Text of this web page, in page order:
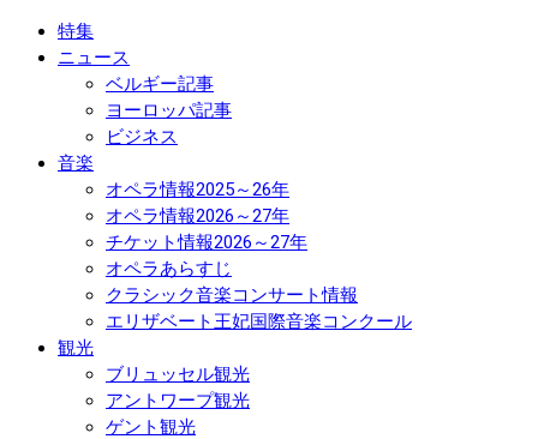
特集
ニュース
ベルギー記事
ヨーロッパ記事
ビジネス
音楽
オペラ情報2025～26年
オペラ情報2026～27年
チケット情報2026～27年
オペラあらすじ
クラシック音楽コンサート情報
エリザベート王妃国際音楽コンクール
観光
ブリュッセル観光
アントワープ観光
ゲント観光